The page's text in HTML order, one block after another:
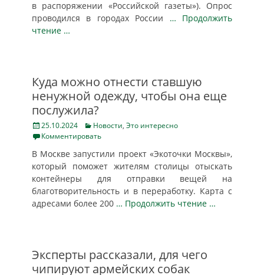
в распоряжении «Российской газеты»). Опрос
проводился в городах России … Продолжить
чтение …
Куда можно отнести ставшую
ненужной одежду, чтобы она еще
послужила?
Posted
on
25.10.2024 Categories
Новости, Это интересно
Комментировать
В Москве запустили проект «Экоточки Москвы»,
который поможет жителям столицы отыскать
контейнеры для отправки вещей на
благотворительность и в переработку. Карта с
адресами более 200 … Продолжить чтение …
Эксперты рассказали, для чего
чипируют армейских собак